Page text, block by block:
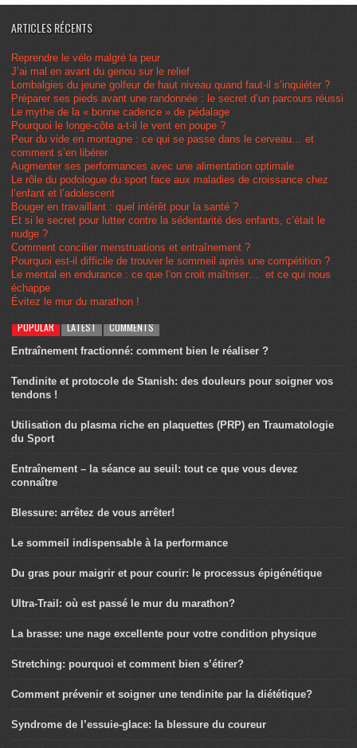
ARTICLES RÉCENTS
Reprendre le vélo malgré la peur
J’ai mal en avant du genou sur le relief
Lombalgies du jeune golfeur de haut niveau quand faut-il s’inquiéter ?
Préparer ses pieds avant une randonnée : le secret d’un parcours réussi
Le mythe de la « bonne cadence » de pédalage
Pourquoi le longe-côte a-t-il le vent en poupe ?
Peur du vide en montagne : ce qui se passe dans le cerveau… et
comment s’en libérer
Augmenter ses performances avec une alimentation optimale
Le rôle du podologue du sport face aux maladies de croissance chez
l’enfant et l’adolescent
Bouger en travaillant : quel intérêt pour la santé ?
Et si le secret pour lutter contre la sédentarité des enfants, c’était le
nudge ?
Comment concilier menstruations et entraînement ?
Pourquoi est-il difficile de trouver le sommeil après une compétition ?
Le mental en endurance : ce que l’on croit maîtriser… et ce qui nous
échappe
Évitez le mur du marathon !
POPULAR LATEST COMMENTS
Entraînement fractionné: comment bien le réaliser ?
Tendinite et protocole de Stanish: des douleurs pour soigner vos
tendons !
Utilisation du plasma riche en plaquettes (PRP) en Traumatologie
du Sport
Entraînement – la séance au seuil: tout ce que vous devez
connaître
Blessure: arrêtez de vous arrêter!
Le sommeil indispensable à la performance
Du gras pour maigrir et pour courir: le processus épigénétique
Ultra-Trail: où est passé le mur du marathon?
La brasse: une nage excellente pour votre condition physique
Stretching: pourquoi et comment bien s’étirer?
Comment prévenir et soigner une tendinite par la diététique?
Syndrome de l’essuie-glace: la blessure du coureur